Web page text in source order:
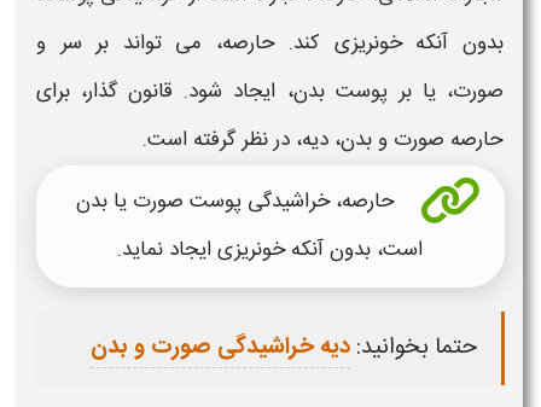
بدون آنکه خونریزی کند.حارصه، می تواند بر سر و
صورت،یا بر پوست بدن، ایجاد شود. قانون گذار، برای
حارصه صورت و بدن، دیه، در نظر گرفته است.
حارصه،خراشیدگی پوست صورت یابدن
است، بدون آنکه خونریزی ایجاد نماید.
حتما بخوانید:دیه خراشیدگی صورت و بدن